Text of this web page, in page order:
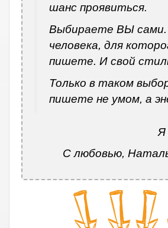
шанс проявиться.
Выбираете ВЫ
человека, для
пишете. И свой
Только в таком
пишете не умом, а
Я
С любовью,